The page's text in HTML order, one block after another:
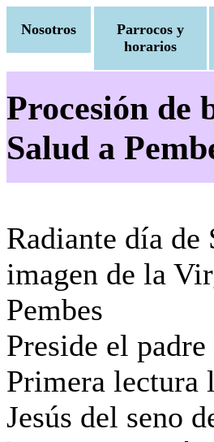
Nosotros
Parrocos y
horarios
Procesión de
Salud a
Radiante día
imagen de la
Pembes
Preside el
Primera lectura
Jesús del seno